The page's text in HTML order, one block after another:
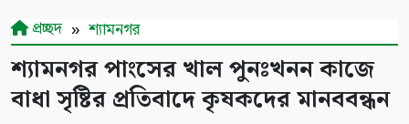
প্রচ্ছদ শ্যামনগর
শ্যামনগর পাংসের খাল পুনঃখনন কাজে
বাধা সৃষ্টির প্রতিবাদে কৃষকদের মানববন্ধন